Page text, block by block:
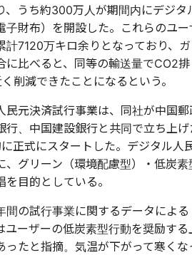
、うち約300万人が期間内にデジタ
子財布）を開設した。これらのユー
計7120万キロ余りとなっており、ガ
に比べると、同等の輸送量でCO2排
削減できたことになるという。
民元決済試行事業は、同社が中国郵
行、中国建設銀行と共同で立ち上げ
正式にスタートした。デジタル人
、グリーン（環境配慮型）・低炭素
目的としている。
間の試行事業に関するデータによる
ユーザーの低炭素型行動を奨励する
ったと指摘。気温が下がって寒くな